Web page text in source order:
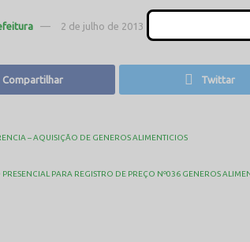
2 de julho de 2013
Compartilhar Twittar
– AQUISIÇÃO DE GENEROS ALIMENTICIOS
PRESENCIAL PARA REGISTRO DE PREÇO Nº036 GENEROS